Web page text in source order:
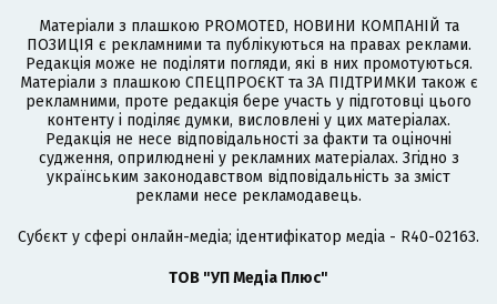
Матеріали з плашкою PROMOTED, НОВИНИ КОМПАНІЙ та
ПОЗИЦІЯ є рекламними та публікуються на правах реклами.
Редакція може не поділяти погляди, які в них промотуються.
Матеріали з плашкою СПЕЦПРОЄКТ та ЗА ПІДТРИМКИ також є
рекламними, проте редакція бере участь у підготовці цього
контенту і поділяє думки, висловлені у цих матеріалах.
Редакція не несе відповідальності за факти та оціночні
судження, оприлюднені у рекламних матеріалах. Згідно з
українським законодавством відповідальність за зміст
реклами несе рекламодавець.
Cубєкт у сфері онлайн-медіа; ідентифікатор медіа - R40-02163.
ТОВ "УП Медіа Плюс"